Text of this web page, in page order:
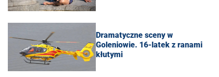
Dramatyczne sceny w
Goleniowie. 16-latek z ranami
kłutymi